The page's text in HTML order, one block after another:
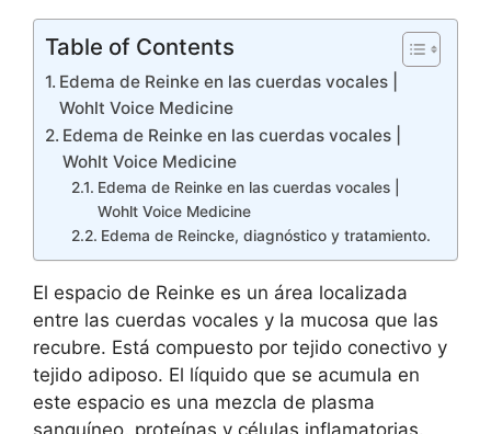
Table of Contents
Edema de Reinke en las cuerdas vocales |
Wohlt Voice Medicine
Edema de Reinke en las cuerdas vocales |
Wohlt Voice Medicine
Edema de Reinke en las cuerdas vocales |
Wohlt Voice Medicine
Edema de Reincke, diagnóstico y tratamiento.
El espacio de Reinke es un área localizada
entre las cuerdas vocales y la mucosa que las
recubre. Está compuesto por tejido conectivo y
tejido adiposo. El líquido que se acumula en
este espacio es una mezcla de plasma
sanguíneo, proteínas y células inflamatorias.